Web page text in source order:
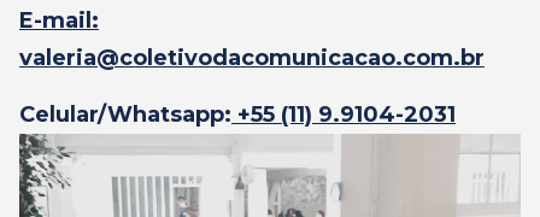
E-mail:
valeria@coletivodacomunicacao.com.br
Celular/Whatsapp: +55 (11) 9.9104-2031